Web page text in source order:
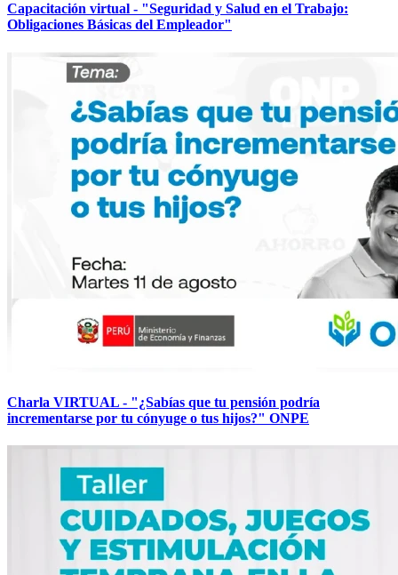
Capacitación virtual - "Seguridad y Salud en el Trabajo:
Obligaciones Básicas del Empleador"
Charla VIRTUAL - "¿Sabías que tu pensión podría
incrementarse por tu cónyuge o tus hijos?" ONPE